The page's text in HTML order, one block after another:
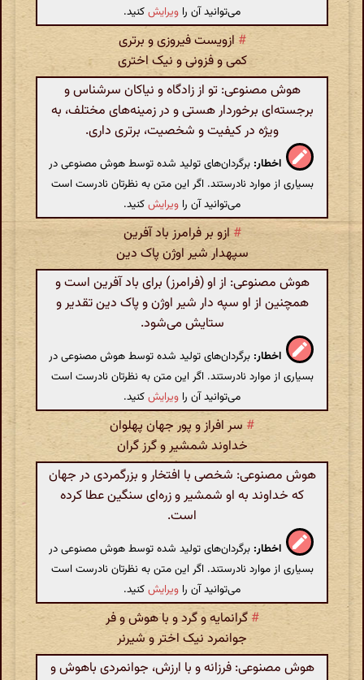
می‌توانید آن را ویرایشکنید.
# ازویست فیروزی و برتری
کمی و فزونی و نیک اختری
هوش مصنوعی: تو از زادگاه و نیاکان سرشناس و
برجسته‌ای برخوردار هستی و در زمینه‌های مختلف، به
ویژه در کیفیت و شخصیت، برتری داری.
اخطار: برگردان‌های تولید شده توسط هوش مصنوعی در
بسیاری از موارد نادرستند. اگر این متن به نظرتان نادرست است
می‌توانید آن را ویرایشکنید.
# ازو بر فرامرز باد آفرین
سپهدار شیر اوژن پاک دین
هوش مصنوعی: از او (فرامرز) برای باد آفرین است و
همچنین از او سپه دار شیر اوژن و پاک دین تقدیر و
ستایش می‌شود.
اخطار: برگردان‌های تولید شده توسط هوش مصنوعی در
بسیاری از موارد نادرستند. اگر این متن به نظرتان نادرست است
می‌توانید آن را ویرایشکنید.
# سر افراز و پور جهان پهلوان
خداوند شمشیر و گرز گران
هوش مصنوعی: شخصی با افتخار و بزرگمردی در جهان
که خداوند به او شمشیر و زره‌ای سنگین عطا کرده
است.
اخطار: برگردان‌های تولید شده توسط هوش مصنوعی در
بسیاری از موارد نادرستند. اگر این متن به نظرتان نادرست است
می‌توانید آن را ویرایشکنید.
# گرانمایه و گرد و با هوش و فر
جوانمرد نیک اختر و شیرنر
هوش مصنوعی: فرزانه و با ارزش، جوانمردی باهوش و